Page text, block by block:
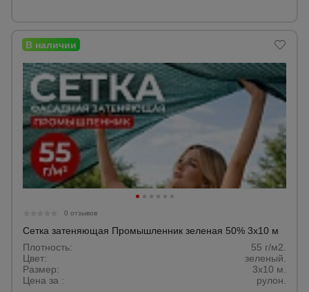
0 отзывов
Сетка затеняющая Промышленник зеленая 50% 3х10 м
Плотность:
55 г/м2.
Цвет:
зеленый.
Размер:
3x10 м.
Цена за :
рулон.